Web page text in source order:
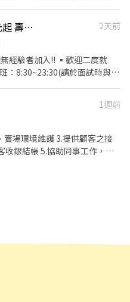
丼/咖哩，並以舒適衛生的用
民的誠懇價格，強調食品安
20:30平日時薪230元 六日時薪250元起 壽司郎台北館前路店 開早閉店兼職
2天前
經驗者加入!! ▪歡迎二度就
：8:30~23:30(請於面試時與主
存盤點、出貨 等 ⭕獎金
金 ▪一年4次考核及調薪 ▪加
除學習到日本商業禮儀、衛生
1週前
場環境維護 3.提供顧客之接
收銀結帳 5.協助同事工作，完